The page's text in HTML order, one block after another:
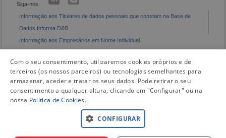
Siga-nos:
Informação aos Titulares de dados pessoais que constam na Base de
Dados Informa D&B
Informação aos Empresários em Nome Individual
Com o seu consentimento, utilizaremos cookies próprios e de
terceiros (os nossos parceiros) ou tecnologias semelhantes para
armazenar, aceder e tratar os seus dados. Pode retirar o seu
consentimento a qualquer altura, clicando em "Configurar" ou na
nossa Politica de Cookies.
CONFIGURAR